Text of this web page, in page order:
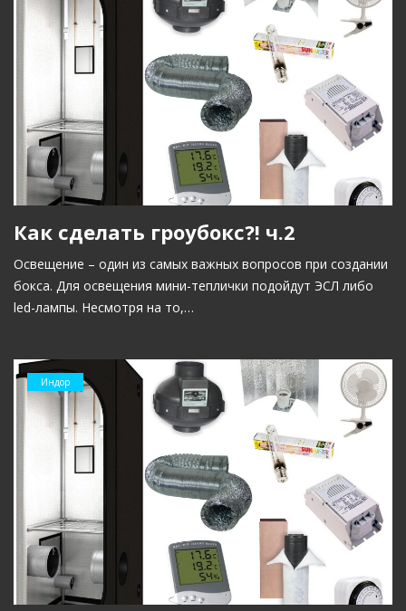
Как сделать гроубокс?! ч.2
Освещение – один из самых важных вопросов при создании
бокса. Для освещения мини-теплички подойдут ЭСЛ либо
led-лампы. Несмотря на то,…
Индор